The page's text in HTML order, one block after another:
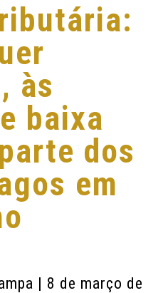
às
baixa
dos
em
| 8 de março de